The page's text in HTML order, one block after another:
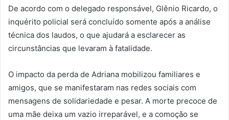
De acordo com o delegado responsável, Glênio Ricardo, o
inquérito policial será concluído somente após a análise
técnica dos laudos, o que ajudará a esclarecer as
circunstâncias que levaram à fatalidade.
O impacto da perda de Adriana mobilizou familiares e
amigos, que se manifestaram nas redes sociais com
mensagens de solidariedade e pesar. A morte precoce de
uma mãe deixa um vazio irreparável, e a comoção se